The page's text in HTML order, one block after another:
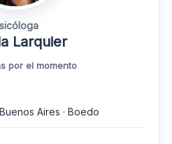
Larquier
por el momento
Aires · Boedo